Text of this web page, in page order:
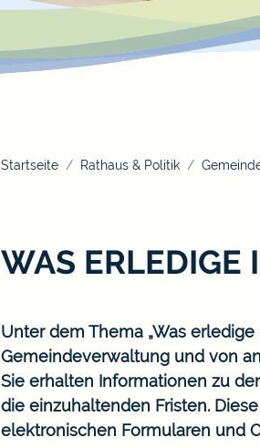
Startseite Rathaus & Politik
WAS ERLEDIGE
Unter dem Thema „Was
Gemeindeverwaltung und von
Sie erhalten Informationen zu
die einzuhaltenden Fristen.
elektronischen Formularen und